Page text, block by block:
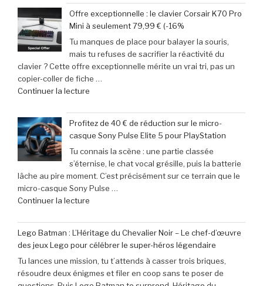
votre
week-
end »
vidéo
:
Le
calendrier
incontournable
des
nouveautés
pas
manquer
en
juin
2026 »
Offre exceptionnelle : le clavier Corsair K70 Pro
Mini à seulement 79,99 € (-16%
Tu manques de place pour balayer la souris,
mais tu refuses de sacrifier la réactivité du
clavier ? Cette offre exceptionnelle mérite un vrai tri, pas un
copier-coller de fiche …
Continuer la lecture
exceptionnelle
:
le
clavier
Corsair
K70
Pro
seulement
79,99
€
(-16% »
Profitez de 40 € de réduction sur le micro-
casque Sony Pulse Elite 5 pour PlayStation
Tu connais la scène : une partie classée
s’éternise, le chat vocal grésille, puis la batterie
lâche au pire moment. C’est précisément sur ce terrain que le
micro-casque Sony Pulse …
Continuer la lecture
de
40
€
de
réduction
Lego Batman : L’Héritage du Chevalier Noir – Le chef-d’œuvre
des jeux Lego pour célébrer le super-héros légendaire
Tu lances une mission, tu t’attends à casser trois briques,
résoudre deux énigmes et filer en coop sans te poser de